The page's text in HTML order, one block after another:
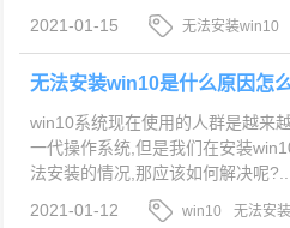
2021-01-15
无法安装win10
系统软件
无法安装win10是什么原因怎
win10系统现在使用的人群是越来
一代操作系统,但是我们在安装
法安装的情况,那应该如何解决呢?....
2021-01-12
win10 无法安装